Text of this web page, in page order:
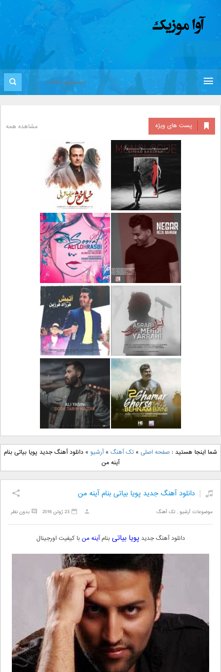
پست های ویژه مشاهده همه
دانلود آلبوم جدید سیروان
خسروی بنام مونولوگ
دانلود آهنگ جدید علیرضا
قربانی بنام خیال خوش
دانلود آهنگ جدید رضا
بهرام بنام نگار
دانلود آهنگ جدید علی
لهراسبی بنام صورت
دانلود آهنگ جدید مهدی
یراحی بنام اسرار
دانلود آهنگ جدید فرزاد
فرزین بنام آتیش
دانلود آهنگ جدید بهنام
بانی بنام قرص قمر 2
دانلود آهنگ جدید علی
یاسینی بنام دورترین نزدیک
شما اینجا هستید :صفحه اصلی »تک آهنگ »آرشیو »دانلود آهنگ جدید پویا بیاتی بنام
آینه من
دانلود آهنگ جدید پویا بیاتی بنام آینه من
موضوعات:آرشیو ,تک آهنگ بدون نظر 23 ژوئن 2016
دانلود آهنگ جدیدپویا بیاتیبنام آینه من با کیفیت اورجینال